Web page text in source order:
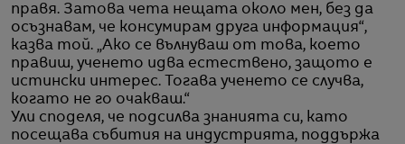
правя. Затова чета нещата около мен, без да
осъзнавам, че консумирам друга информация“,
казва той. „Ако се вълнуваш от това, което
правиш, ученето идва естествено, защото е
истински интерес. Тогава ученето се случва,
когато не го очакваш.“
Ули споделя, че подсилва знанията си, като
посещава събития на индустрията, поддържа